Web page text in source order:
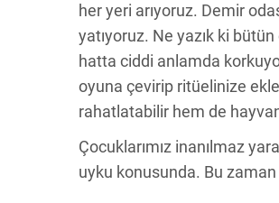
her yeri arıyoruz. Demir
yatıyoruz. Ne yazık ki
hatta ciddi anlamda
oyuna çevirip ritüelinize
rahatlatabilir hem de
Çocuklarımız inanılmaz
uyku konusunda. Bu